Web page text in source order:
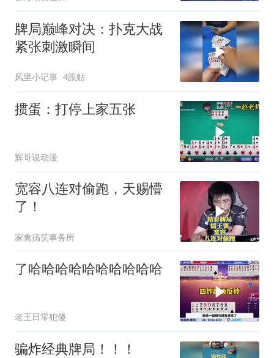
牌局巅峰对决：扑克大战
紧张刺激瞬间
风里小记事 4跟贴
掼蛋：打停上家五张
辉哥说动漫
宽容八连对偷跑，天赐懵
了！
家禽搞笑事务所
了哈哈哈哈哈哈哈哈哈哈
老王日常犯傻
骗炸经典牌局！！！